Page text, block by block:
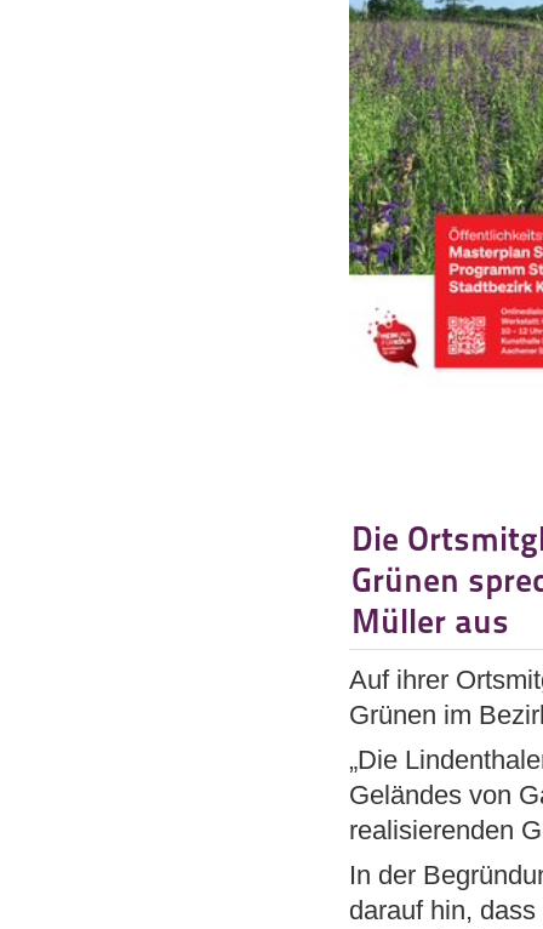
Die
Grünen
Müller aus
Auf ihrer
Grünen im
„Die
Geländes von
realisierenden
In der
darauf hin,